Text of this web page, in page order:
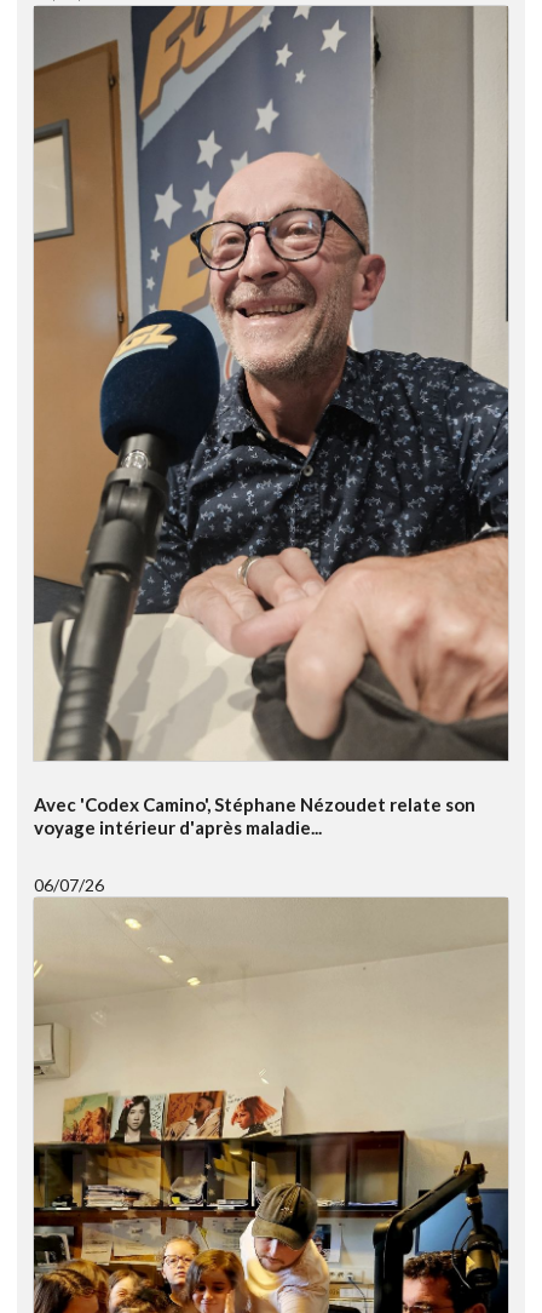
Avec 'Codex Camino', Stéphane Nézoudet relate son
voyage intérieur d'après maladie...
06/07/26